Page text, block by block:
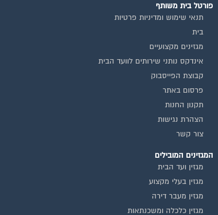
פורטל בית משותף
תנאי שימוש ומדיניות פרטיות
בית
מגזינים מקצועיים
אינדקס נותני שירותים לוועד הבית
קבוצת הפייסבוק
פרסום באתר
תקנון החנות
הצהרת נגישות
צור קשר
המגזינים המובילים
מגזין ועד הבית
מגזין בעלי מקצוע
מגזין מעבר דירה
מגזין כלכלה ומשכנתאות